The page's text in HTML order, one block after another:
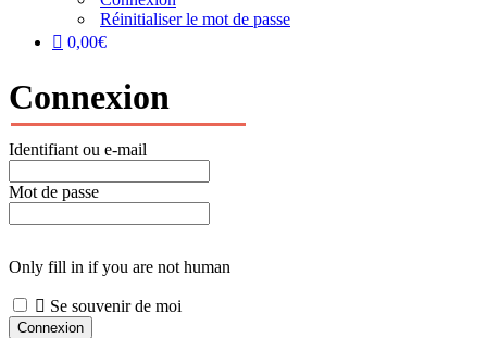
Réinitialiser le mot de passe
0,00€
Connexion
Identifiant ou e-mail
Mot de passe
Only fill in if you are not human
Se souvenir de moi